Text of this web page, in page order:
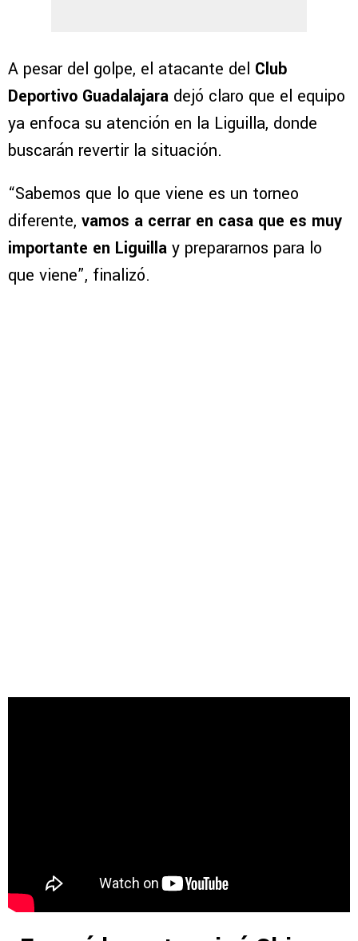
A pesar del golpe, el atacante del Club
Deportivo Guadalajara dejó claro que el equipo
ya enfoca su atención en la Liguilla, donde
buscarán revertir la situación.
“Sabemos que lo que viene es un torneo
diferente, vamos a cerrar en casa que es muy
importante en Liguilla y prepararnos para lo
que viene”, finalizó.